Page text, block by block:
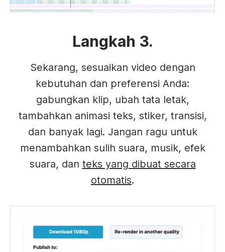
Langkah 3.
Sekarang, sesuaikan video dengan
kebutuhan dan preferensi Anda:
gabungkan klip, ubah tata letak,
tambahkan animasi teks, stiker, transisi,
dan banyak lagi. Jangan ragu untuk
menambahkan sulih suara, musik, efek
suara, dan teks yang dibuat secara
otomatis.